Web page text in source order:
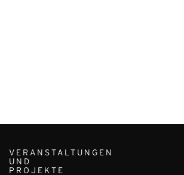
VERANSTALTUNGEN
UND
PROJEKTE